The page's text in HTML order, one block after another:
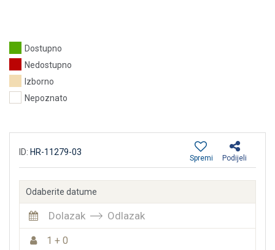
Dostupno
Nedostupno
Izborno
Nepoznato
ID: HR-11279-03
Podijeli
Spremi
Odaberite datume
Dolazak Odlazak
1 + 0